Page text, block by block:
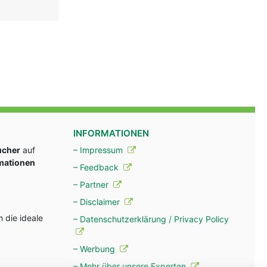
auf
die ideale
INFORMATIONEN
– Impressum
– Feedback
– Partner
– Disclaimer
– Datenschutzerklärung / Privacy Policy
– Werbung